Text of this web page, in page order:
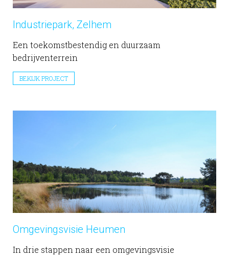
Industriepark, Zelhem
Een toekomstbestendig en duurzaam
bedrijventerrein
BEKIJK PROJECT
Omgevingsvisie Heumen
In drie stappen naar een omgevingsvisie